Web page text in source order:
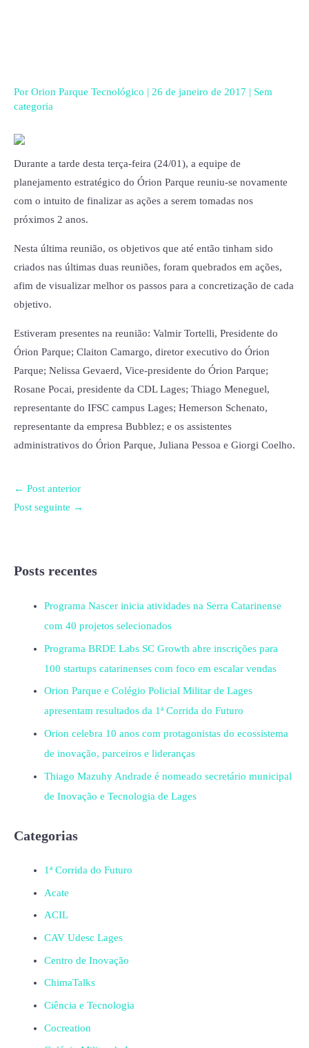
Por Orion Parque Tecnológico | 26 de janeiro de 2017 | Sem
categoria
Durante a tarde desta terça-feira (24/01), a equipe de
planejamento estratégico do Órion Parque reuniu-se novamente
com o intuito de finalizar as ações a serem tomadas nos
próximos 2 anos.
Nesta última reunião, os objetivos que até então tinham sido
criados nas últimas duas reuniões, foram quebrados em ações,
afim de visualizar melhor os passos para a concretização de cada
objetivo.
Estiveram presentes na reunião: Valmir Tortelli, Presidente do
Órion Parque; Claiton Camargo, diretor executivo do Órion
Parque; Nelissa Gevaerd, Vice-presidente do Órion Parque;
Rosane Pocai, presidente da CDL Lages; Thiago Meneguel,
representante do IFSC campus Lages; Hemerson Schenato,
representante da empresa Bubblez; e os assistentes
administrativos do Órion Parque, Juliana Pessoa e Giorgi Coelho.
← Post anterior
Post seguinte →
Posts recentes
Programa Nascer inicia atividades na Serra Catarinense
com 40 projetos selecionados
Programa BRDE Labs SC Growth abre inscrições para
100 startups catarinenses com foco em escalar vendas
Orion Parque e Colégio Policial Militar de Lages
apresentam resultados da 1ª Corrida do Futuro
Orion celebra 10 anos com protagonistas do ecossistema
de inovação, parceiros e lideranças
Thiago Mazuhy Andrade é nomeado secretário municipal
de Inovação e Tecnologia de Lages
Categorias
1ª Corrida do Futuro
Acate
ACIL
CAV Udesc Lages
Centro de Inovação
ChimaTalks
Ciência e Tecnologia
Cocreation